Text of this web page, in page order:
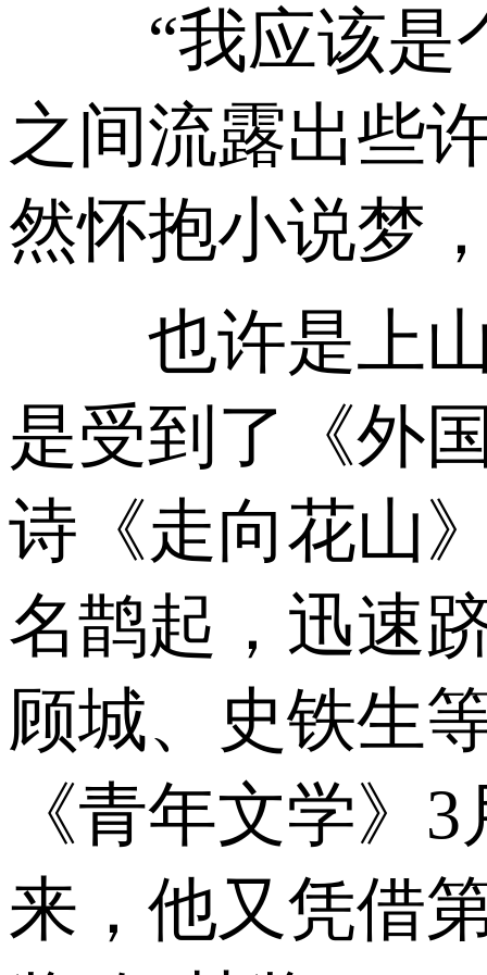
“我应该是个
之间流露出些
然怀抱小说梦
也许是上山
是受到了《外
诗《走向花山
名鹊起，迅速
顾城、史铁生
《青年文学》
来，他又凭借